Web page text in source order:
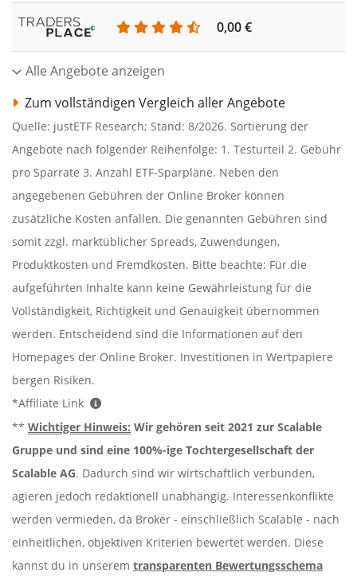
0,00 €
Alle Angebote anzeigen
Zum vollständigen Vergleich aller Angebote
Quelle: justETF Research; Stand: 8/2026. Sortierung der
Angebote nach folgender Reihenfolge: 1. Testurteil 2. Gebühr
pro Sparrate 3. Anzahl ETF-Sparpläne. Neben den
angegebenen Gebühren der Online Broker können
zusätzliche Kosten anfallen. Die genannten Gebühren sind
somit zzgl. marktüblicher Spreads, Zuwendungen,
Produktkosten und Fremdkosten. Bitte beachte: Für die
aufgeführten Inhalte kann keine Gewährleistung für die
Vollständigkeit, Richtigkeit und Genauigkeit übernommen
werden. Entscheidend sind die Informationen auf den
Homepages der Online Broker. Investitionen in Wertpapiere
bergen Risiken.
*Affiliate Link
** Wichtiger Hinweis: Wir gehören seit 2021 zur Scalable
Gruppe und sind eine 100%-ige Tochtergesellschaft der
Scalable AG. Dadurch sind wir wirtschaftlich verbunden,
agieren jedoch redaktionell unabhängig. Interessenkonflikte
werden vermieden, da Broker - einschließlich Scalable - nach
einheitlichen, objektiven Kriterien bewertet werden. Diese
kannst du in unserem transparenten Bewertungsschema